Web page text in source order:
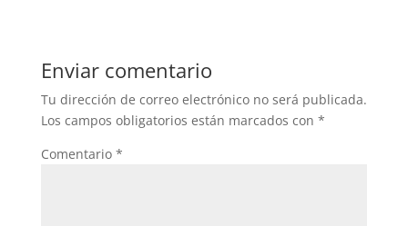
Enviar comentario
Tu dirección de correo electrónico no será publicada.
Los campos obligatorios están marcados con *
Comentario *